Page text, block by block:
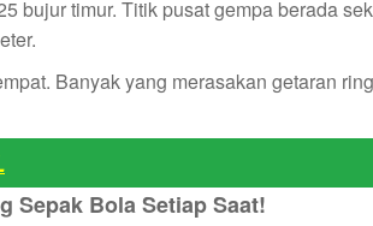
bujur timur. Titik pusat gempa berada
Banyak yang merasakan getaran
Sepak Bola Setiap Saat!